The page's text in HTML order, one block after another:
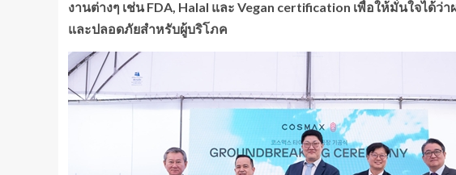
งานต่างๆ เช่น FDA, Halal และ Vegan certification เพื่อให้มั่นใจไ
และปลอดภัยสำหรับผู้บริโภค